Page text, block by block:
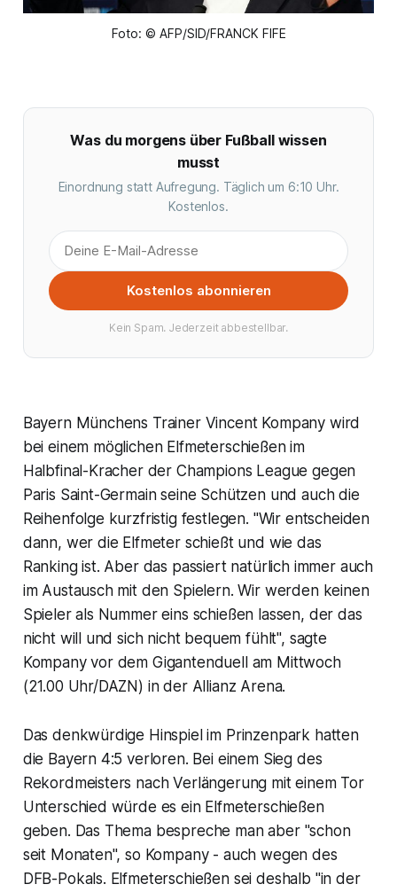
Foto: © AFP/SID/FRANCK FIFE
Was du morgens über Fußball wissen
musst
Einordnung statt Aufregung. Täglich um 6:10 Uhr.
Kostenlos.
Kostenlos abonnieren
Kein Spam. Jederzeit abbestellbar.
Bayern Münchens Trainer Vincent Kompany wird
bei einem möglichen Elfmeterschießen im
Halbfinal-Kracher der Champions League gegen
Paris Saint-Germain seine Schützen und auch die
Reihenfolge kurzfristig festlegen. "Wir entscheiden
dann, wer die Elfmeter schießt und wie das
Ranking ist. Aber das passiert natürlich immer auch
im Austausch mit den Spielern. Wir werden keinen
Spieler als Nummer eins schießen lassen, der das
nicht will und sich nicht bequem fühlt", sagte
Kompany vor dem Gigantenduell am Mittwoch
(21.00 Uhr/DAZN) in der Allianz Arena.
Das denkwürdige Hinspiel im Prinzenpark hatten
die Bayern 4:5 verloren. Bei einem Sieg des
Rekordmeisters nach Verlängerung mit einem Tor
Unterschied würde es ein Elfmeterschießen
geben. Das Thema bespreche man aber "schon
seit Monaten", so Kompany - auch wegen des
DFB-Pokals. Elfmeterschießen sei deshalb "in der